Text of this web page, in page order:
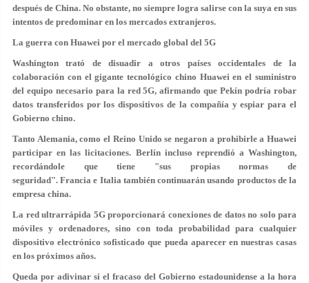
después de China. No obstante, no siempre logra salirse con la suya en sus
intentos de predominar en los mercados extranjeros.
La guerra con Huawei por el mercado global del 5G
Washington trató de disuadir a otros países occidentales de la
colaboración con el gigante tecnológico chino Huawei en el suministro
del equipo necesario para la red 5G, afirmando que Pekín podría robar
datos transferidos por los dispositivos de la compañía yespiar para el
Gobierno chino.
Tanto Alemania, como el Reino Unido se negaron a prohibirle a Huawei
participar en las licitaciones. Berlín incluso reprendió a Washington,
recordándole que tiene "sus propias normas de
seguridad". Francia e Italia también continuarán usando productos de la
empresa china.
La red ultrarrápida 5G proporcionará conexiones de datos no solo para
móviles y ordenadores, sino con toda probabilidad para cualquier
dispositivo electrónico sofisticado que pueda aparecer en nuestras casas
en los próximos años.
Queda por adivinar si el fracaso del Gobierno estadounidense a la hora